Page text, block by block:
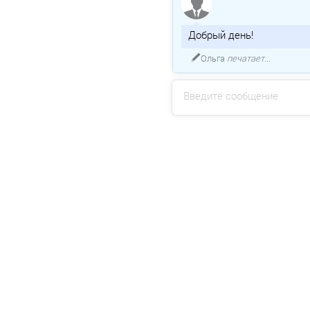
Введите сообщение
Добрый день!
Ольга печатает...